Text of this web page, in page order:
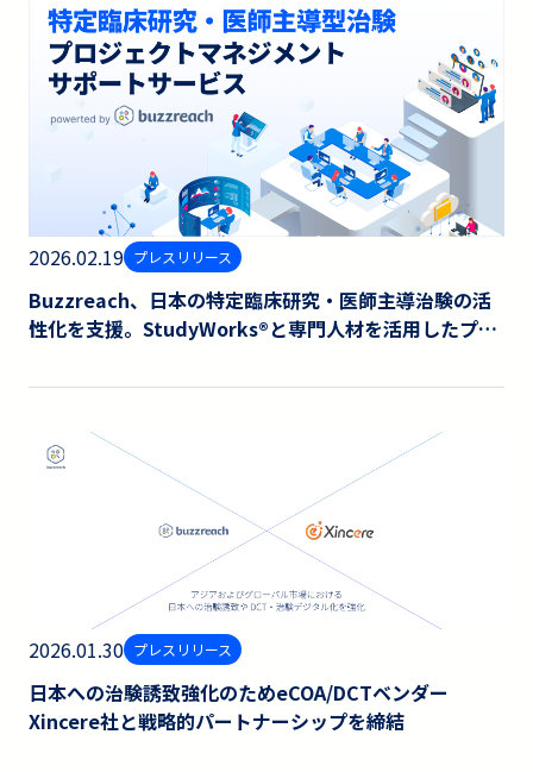
2026.02.19 プレスリリース
Buzzreach、日本の特定臨床研究・医師主導治験の活
性化を支援。StudyWorks®︎と専門人材を活用したプロ
2026.01.30 プレスリリース
日本への治験誘致強化のためeCOA/DCTベンダー
Xincere社と戦略的パートナーシップを締結